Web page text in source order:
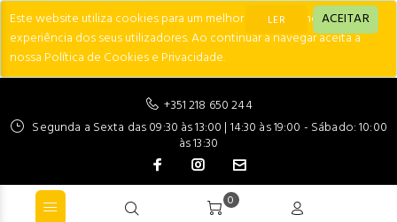
Este website utiliza cookies para um melhor desempenho e
experiência dos seus utilizadores. Ao continuar a navegar aceita a
nossa Política de Cookies e Privacidade.
LER ACEITAR
+351 218 650 244
Segunda a Sexta das 09:30 às 13:00 | 14:30 às 19:00 - Sábado: 10:00
às 13:30
0